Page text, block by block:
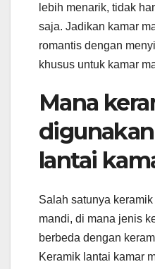
lebih menarik, tidak
saja. Jadikan kamar
romantis dengan
khusus untuk kamar
Mana
lantai
Salah satunya
mandi, di mana jenis
berbeda dengan
Keramik lantai kamar